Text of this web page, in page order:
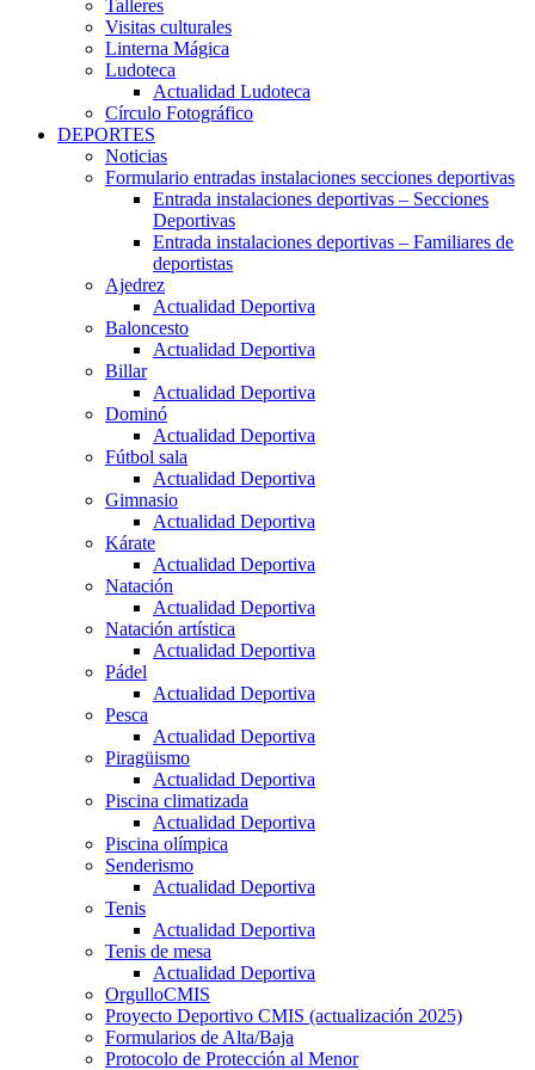
Talleres
Visitas culturales
Linterna Mágica
Ludoteca
Actualidad Ludoteca
Círculo Fotográfico
DEPORTES
Noticias
Formulario entradas instalaciones secciones deportivas
Entrada instalaciones deportivas – Secciones
Deportivas
Entrada instalaciones deportivas – Familiares de
deportistas
Ajedrez
Actualidad Deportiva
Baloncesto
Actualidad Deportiva
Billar
Actualidad Deportiva
Dominó
Actualidad Deportiva
Fútbol sala
Actualidad Deportiva
Gimnasio
Actualidad Deportiva
Kárate
Actualidad Deportiva
Natación
Actualidad Deportiva
Natación artística
Actualidad Deportiva
Pádel
Actualidad Deportiva
Pesca
Actualidad Deportiva
Piragüismo
Actualidad Deportiva
Piscina climatizada
Actualidad Deportiva
Piscina olímpica
Senderismo
Actualidad Deportiva
Tenis
Actualidad Deportiva
Tenis de mesa
Actualidad Deportiva
OrgulloCMIS
Proyecto Deportivo CMIS (actualización 2025)
Formularios de Alta/Baja
Protocolo de Protección al Menor